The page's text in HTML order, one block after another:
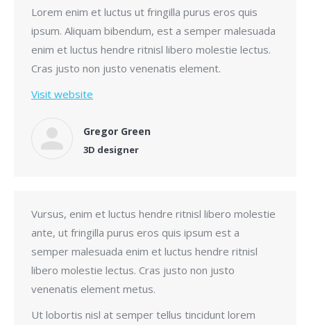
Lorem enim et luctus ut fringilla purus eros quis
ipsum. Aliquam bibendum, est a semper malesuada
enim et luctus hendre ritnisl libero molestie lectus.
Cras justo non justo venenatis element.
Visit website
Gregor Green
3D designer
Vursus, enim et luctus hendre ritnisl libero molestie
ante, ut fringilla purus eros quis ipsum est a
semper malesuada enim et luctus hendre ritnisl
libero molestie lectus. Cras justo non justo
venenatis element metus.
Ut lobortis nisl at semper tellus tincidunt lorem